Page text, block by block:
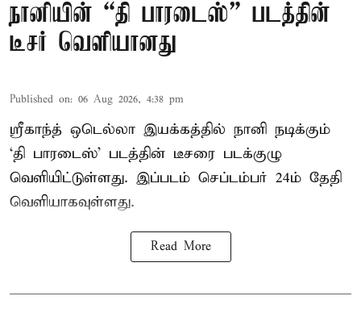
நானியின் “தி பாரடைஸ்” படத்தின்
டீசர் வெளியானது
Published on: 06 Aug 2026, 4:38 pm
ஸ்ரீகாந்த் ஒடெல்லா இயக்கத்தில் நானி நடிக்கும்
‘தி பாரடைஸ்’ படத்தின் டீசரை படக்குழு
வெளியிட்டுள்ளது. இப்படம் செப்டம்பர் 24ம் தேதி
வெளியாகவுள்ளது.
Read More